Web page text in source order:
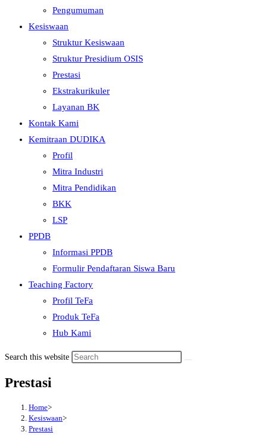
Pengumuman
Kesiswaan
Struktur Kesiswaan
Struktur Presidium OSIS
Prestasi
Ekstrakurikuler
Layanan BK
Kontak Kami
Kemitraan DUDIKA
Profil
Mitra Industri
Mitra Pendidikan
BKK
LSP
PPDB
Informasi PPDB
Formulir Pendaftaran Siswa Baru
Teaching Factory
Profil TeFa
Produk TeFa
Hub Kami
Search this website
Prestasi
Home>
Kesiswaan>
Prestasi